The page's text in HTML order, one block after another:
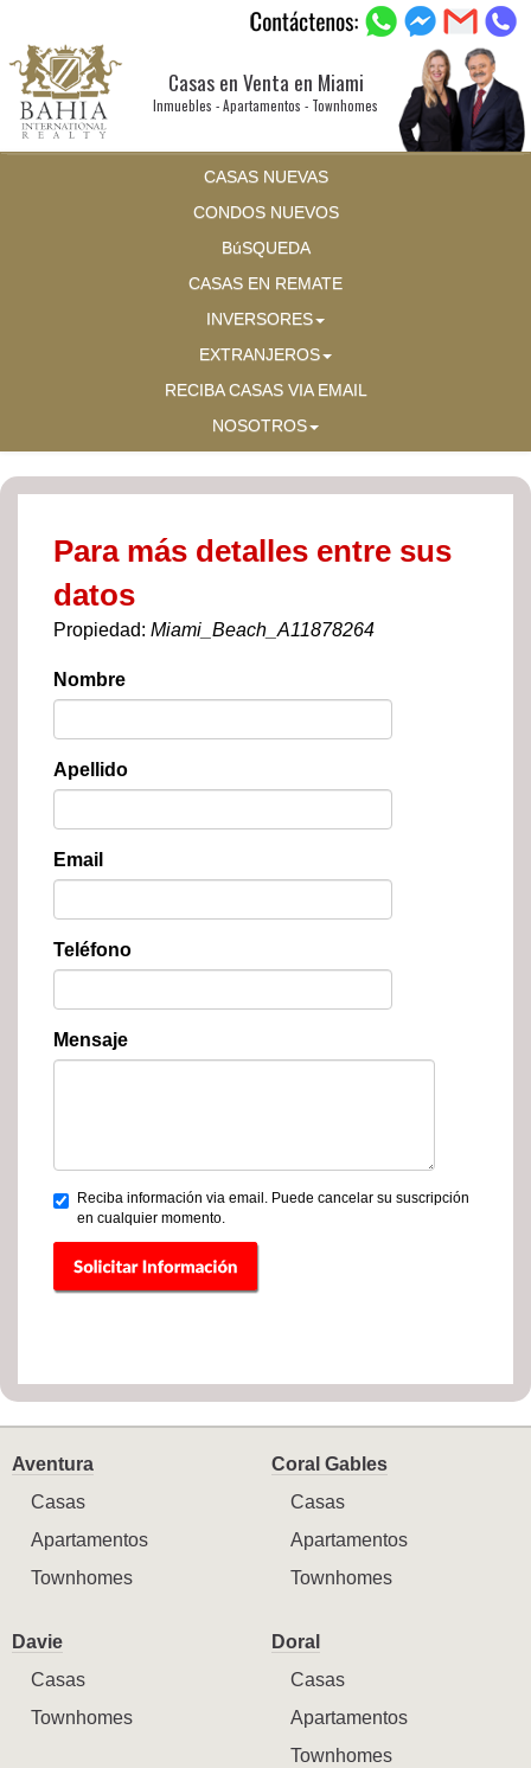
Casas en Venta en Miami
Inmuebles - Apartamentos - Townhomes
CASAS NUEVAS
CONDOS NUEVOS
BúSQUEDA
CASAS EN REMATE
INVERSORES
EXTRANJEROS
RECIBA CASAS VIA EMAIL
NOSOTROS
Para más detalles entre sus
datos
Propiedad: Miami_Beach_A11878264
Nombre
Apellido
Email
Teléfono
Mensaje
Reciba información via email. Puede cancelar su suscripción
en cualquier momento.
Aventura
Casas
Apartamentos
Townhomes
Coral Gables
Casas
Apartamentos
Townhomes
Davie
Casas
Townhomes
Doral
Casas
Apartamentos
Townhomes